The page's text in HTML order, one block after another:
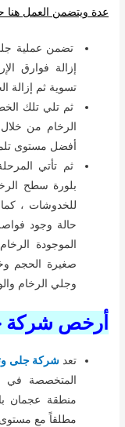
عدة ويتضمن العمل
تضمن عملية
إزالة فوارق
تسوية ثم إزالة
ثم تلي تلك
الرخام من
أفضل مستوى
ثم تأتي
بلورة سطح
للخدوشات ،
حالة وجود
الموجودة
صغيرة الحجم
وجلي الرخام
أرخص شركة
تعدشركة جلى
المتخصصة في
منطقة عجمان
مطلقاً مع